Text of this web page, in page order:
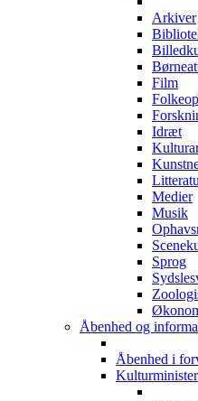
Arkiver
Film
Idræt
Medier
Musik
Sprog
Åbenhed og
Åbenhed i